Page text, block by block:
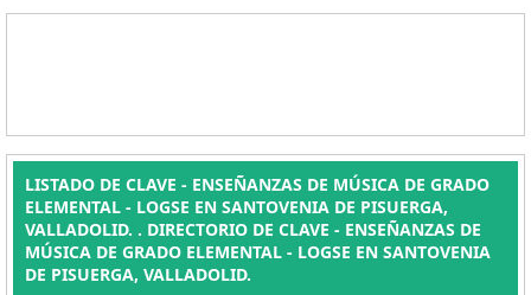
LISTADO DE CLAVE - ENSEÑANZAS DE MÚSICA DE GRADO
ELEMENTAL - LOGSE EN SANTOVENIA DE PISUERGA,
VALLADOLID. . DIRECTORIO DE CLAVE - ENSEÑANZAS DE
MÚSICA DE GRADO ELEMENTAL - LOGSE EN SANTOVENIA
DE PISUERGA, VALLADOLID.